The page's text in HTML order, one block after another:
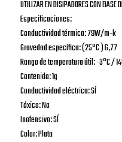
UTILIZAR EN DISIPADORES CON BASE
Especificaciones:
Conductividad térmica: 79W/m-k
Gravedad específica: (25°C ) 6,77
Rango de temperatura útil: -3°C /
Contenido: 1g
Conductividad eléctrica: SÍ
Tóxico: No
Inofensivo: SÍ
Color: Plata